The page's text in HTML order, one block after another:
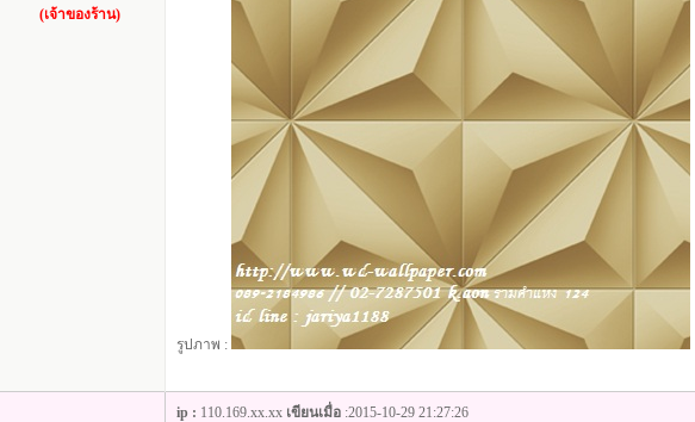
(เจ้าของร้าน)
รูปภาพ :
ip : 110.169.xx.xx เขียนเมื่อ:2015-10-29 21:27:26